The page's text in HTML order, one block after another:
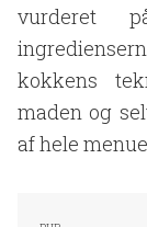
vurderet
kokkens
maden og
af hele